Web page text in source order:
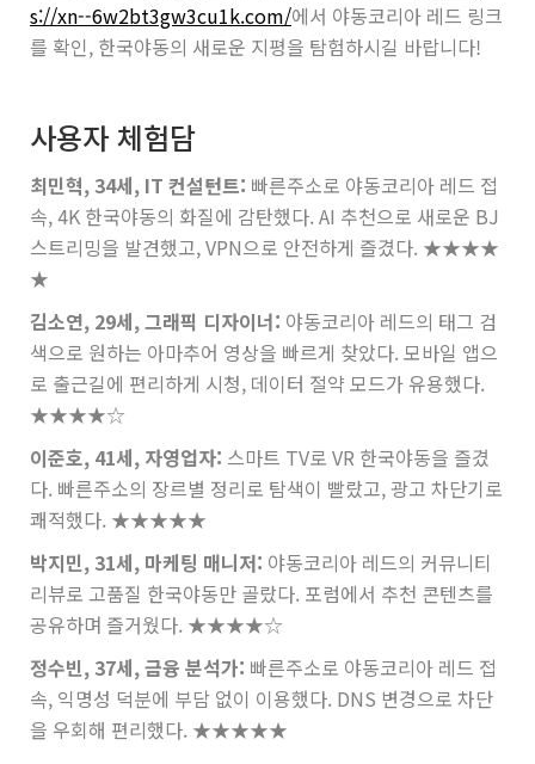
s://xn--6w2bt3gw3cu1k.com/에서 야동코리아 레드 링크
를 확인, 한국야동의 새로운 지평을 탐험하시길 바랍니다!
사용자 체험담
최민혁, 34세, IT 컨설턴트: 빠른주소로 야동코리아 레드 접
속, 4K 한국야동의 화질에 감탄했다. AI 추천으로 새로운 BJ
스트리밍을 발견했고, VPN으로 안전하게 즐겼다. ★★★★
★
김소연, 29세, 그래픽 디자이너: 야동코리아 레드의 태그 검
색으로 원하는 아마추어 영상을 빠르게 찾았다. 모바일 앱으
로 출근길에 편리하게 시청, 데이터 절약 모드가 유용했다.
★★★★☆
이준호, 41세, 자영업자: 스마트 TV로 VR 한국야동을 즐겼
다. 빠른주소의 장르별 정리로 탐색이 빨랐고, 광고 차단기로
쾌적했다. ★★★★★
박지민, 31세, 마케팅 매니저: 야동코리아 레드의 커뮤니티
리뷰로 고품질 한국야동만 골랐다. 포럼에서 추천 콘텐츠를
공유하며 즐거웠다. ★★★★☆
정수빈, 37세, 금융 분석가: 빠른주소로 야동코리아 레드 접
속, 익명성 덕분에 부담 없이 이용했다. DNS 변경으로 차단
을 우회해 편리했다. ★★★★★